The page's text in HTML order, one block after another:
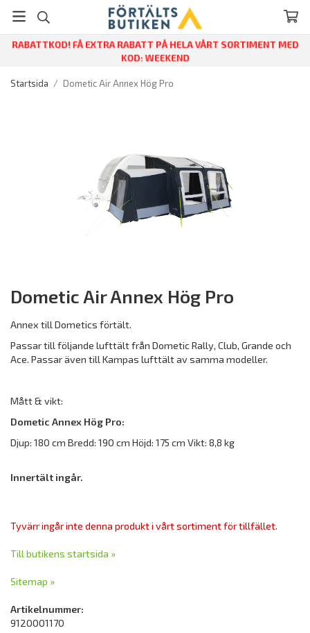
RABATTKOD! FÅ EXTRA RABATT PÅ HELA VÅRT SORTIMENT MED
KOD: WEEKEND
Startsida / Dometic Air Annex Hög Pro
Dometic Air Annex Hög Pro
Annex till Dometics förtält.
Passar till följande lufttält från Dometic Rally, Club, Grande och
Ace. Passar även till Kampas lufttält av samma modeller.
Mått & vikt:
Dometic Annex Hög Pro:
Djup: 180 cm Bredd: 190 cm Höjd: 175 cm Vikt: 8,8 kg
Innertält ingår.
Tyvärr ingår inte denna produkt i vårt sortiment för tillfället.
Till butikens startsida »
Sitemap »
Artikelnummer:
9120001170